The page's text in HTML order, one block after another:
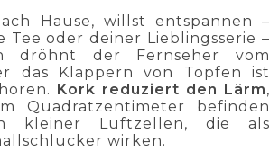
Hause, willst entspannen –
Tee oder deiner Lieblingsserie –
dröhnt der Fernseher vom
das Klappern von Töpfen ist
Kork reduziert den Lärm,
Quadratzentimeter befinden
kleiner Luftzellen, die als
wirken.